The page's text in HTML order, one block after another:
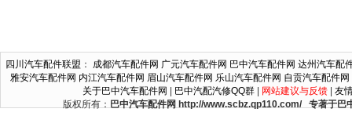
四川汽车配件联盟 ： 成都汽车配件网 广元汽车配件网 巴中汽车配件网 达州汽车配
雅安汽车配件网 内江汽车配件网 眉山汽车配件网 乐山汽车配件网 自贡汽车配件网
关于巴中汽车配件网
巴中汽配汽修QQ群| 网站建议与反馈| 友
版权所有： 巴中汽车配件网 http://www.scbz.qp110.com/ 专著于巴